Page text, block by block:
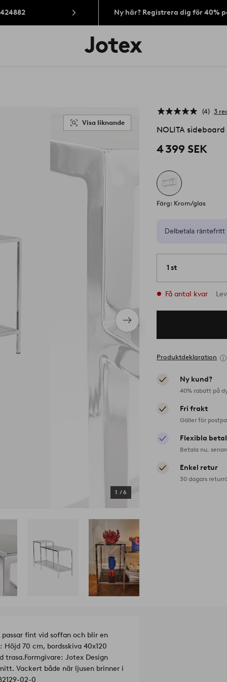
Ny här? Registrera dig för 40%
Jotex
logotyp
Nästa
produkt
1 /6
Visa liknande
4 3
NOLITA
4 399 SEK
Färg: Krom/glas
Delbetala
1 st
Få antal kvar
Produktdeklaration
Ny kund?
40% rabatt på
Fri frakt
Gäller för
Flexibla
Betala nu,
Enkel retur
30 dagars
passar fint vid soffan och blir en
Höjd 70 cm, bordsskiva 40x120
trasa.Formgivare: Jotex Design
Vackert både när ljusen brinner i
02-0